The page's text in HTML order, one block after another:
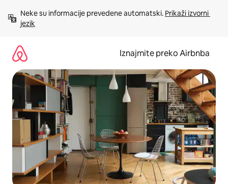
sadržaj
Neke su informacije prevedene automatski. Prikaži izvorni
jezik
Iznajmite preko Airbnba